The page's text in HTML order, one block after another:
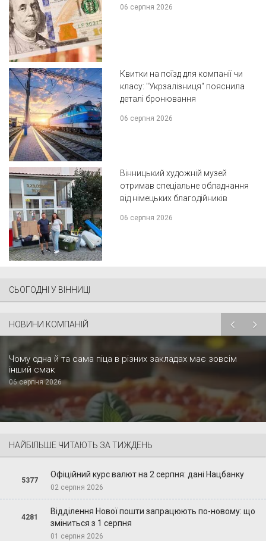
06 серпня 2026
Квитки на поїзд для компанії чи
класу: "Укрзалізниця" пояснила
деталі бронювання
06 серпня 2026
Вінницький художній музей
отримав спеціальне обладнання
від німецьких благодійників
06 серпня 2026
СЬОГОДНІ У ВІННИЦІ
НОВИНИ КОМПАНІЙ
Чому одна й та сама піца в різних закладах має зовсім
інший смак
06 серпня 2026
НАЙБІЛЬШЕ ЧИТАЮТЬ ЗА ТИЖДЕНЬ
5377
Офіційний курс валют на 2 серпня: дані Нацбанку
02 серпня 2026
4281
Відділення Нової пошти запрацюють по-новому: що
зміниться з 1 серпня
01 серпня 2026